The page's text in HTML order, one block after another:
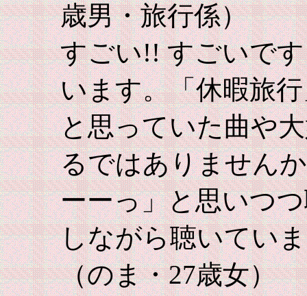
歳男・旅行係）
すごい!! すごいで
います。「休暇旅
と思っていた曲や
るではありません
ーーっ」と思いつ
しながら聴いてい
（のま・27歳女）